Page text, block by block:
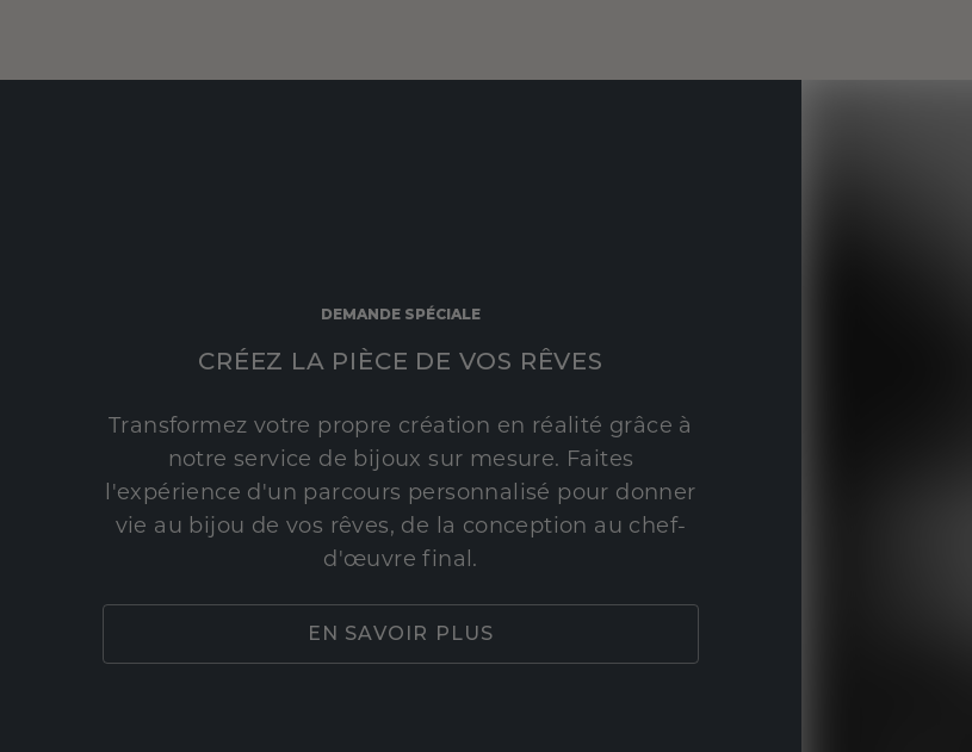
DEMANDE SPÉCIALE
CRÉEZ LA PIÈCE DE VOS RÊVES
Transformez votre propre création en réalité grâce à
notre service de bijoux sur mesure. Faites
l'expérience d'un parcours personnalisé pour donner
vie au bijou de vos rêves, de la conception au chef-
d'œuvre final.
EN SAVOIR PLUS